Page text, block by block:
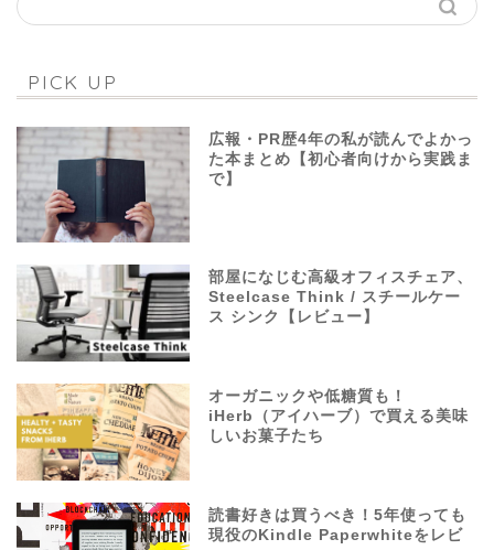
PICK UP
広報・PR歴4年の私が読んでよかっ
た本まとめ【初心者向けから実践ま
で】
部屋になじむ高級オフィスチェア、
Steelcase Think / スチールケー
ス シンク【レビュー】
オーガニックや低糖質も！
iHerb（アイハーブ）で買える美味
しいお菓子たち
読書好きは買うべき！5年使っても
現役のKindle Paperwhiteをレビ